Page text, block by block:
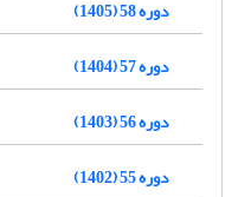
دوره 58 (1405)
دوره 57 (1404)
دوره 56 (1403)
دوره 55 (1402)